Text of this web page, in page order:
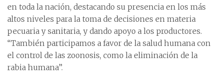
en toda la nación, destacando su presencia en los más
altos niveles para la toma de decisiones en materia
pecuaria y sanitaria, y dando apoyo a los productores.
“También participamos a favor de la salud humana con
el control de las zoonosis, como la eliminación de la
rabia humana”.